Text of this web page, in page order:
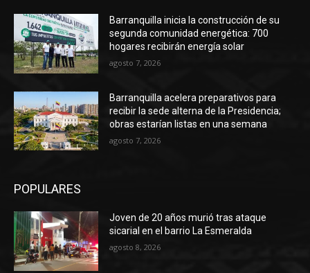
Barranquilla inicia la construcción de su
segunda comunidad energética: 700
hogares recibirán energía solar
agosto 7, 2026
Barranquilla acelera preparativos para
recibir la sede alterna de la Presidencia;
obras estarían listas en una semana
agosto 7, 2026
POPULARES
Joven de 20 años murió tras ataque
sicarial en el barrio La Esmeralda
agosto 8, 2026